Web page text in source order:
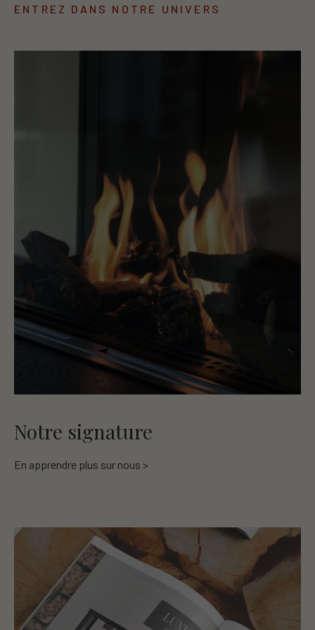
ENTREZ DANS NOTRE UNIVERS
Notre signature
En apprendre plus sur nous >